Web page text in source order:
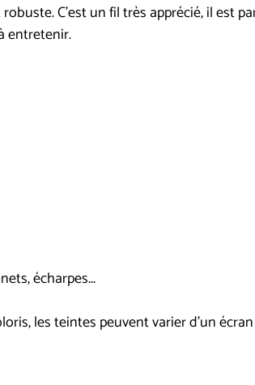
C'est un fil très apprécié, il est
entretenir.
écharpes...
les teintes peuvent varier d'un